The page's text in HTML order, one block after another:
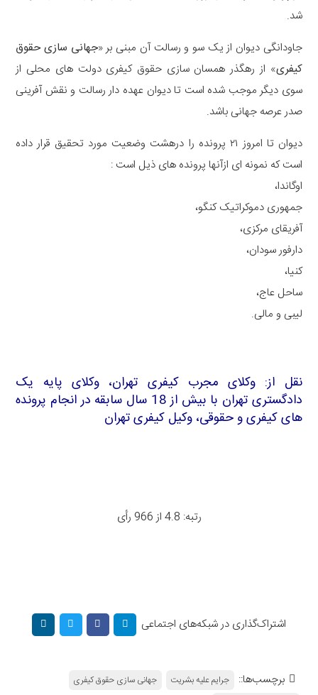
شد.
جاودانگی دیوان از یک سو و رسالت آن مبنی بر «جهانی سازی حقوق
کیفری» از رهگذر همسان سازی حقوق کیفری دولت های محلی از
سوی دیگر موجب شده است تا دیوان عهده دار رسالت و نقش آفرینی
صدر عرصه جهانی باشد.
دیوان تا امروز ۲۱ پرونده را درهشت وضعیت مورد تحقیق قرار داده
است که نمونه ای ازآنها پرونده های ذیل است :
اوگاندا،
جمهوری دموکراتیک کنگو،
آفریقای مرکزی،
دارفور سودان،
کنیا،
ساحل عاج،
لیبی و مالی.
نقل از: وکلای مجرب کیفری تهران، وکلای پایه یک
دادگستری تهران با بیش از 18 سال سابقه در انجام پرونده
های کیفری و حقوقی،وکیل کیفری تهران
رتبه: 4.8 از 966 رأی
اشتراک‌گذاری در شبکه‌های اجتماعی
برچسب‌ها:: جرایم علیه بشریت
جهانی سازی حقوق کیفری